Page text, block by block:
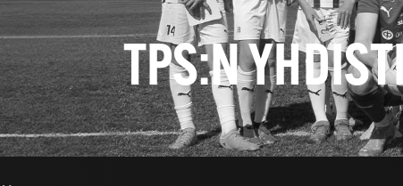
TPS:N